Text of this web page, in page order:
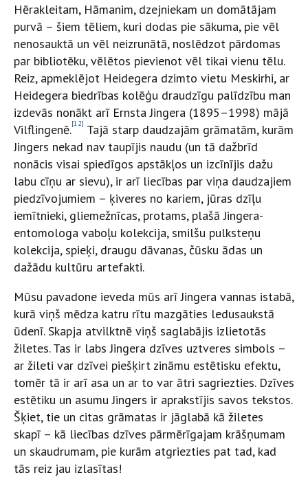
Hērakleitam, Hāmanim, dzejniekam un domātājam
purvā – šiem tēliem, kuri dodas pie sākuma, pie vēl
nenosauktā un vēl neizrunātā, noslēdzot pārdomas
par bibliotēku, vēlētos pievienot vēl tikai vienu tēlu.
Reiz, apmeklējot Heidegera dzimto vietu Meskirhi, ar
Heidegera biedrības kolēģu draudzīgu palīdzību man
izdevās nonākt arī Ernsta Jingera (1895–1998) mājā
Vilflingenē.[12] Tajā starp daudzajām grāmatām, kurām
Jingers nekad nav taupījis naudu (un tā dažbrīd
nonācis visai spiedīgos apstākļos un izcīnījis dažu
labu cīņu ar sievu), ir arī liecības par viņa daudzajiem
piedzīvojumiem – ķiveres no kariem, jūras dzīļu
iemītnieki, gliemežnīcas, protams, plašā Jingera-
entomologa vaboļu kolekcija, smilšu pulksteņu
kolekcija, spieķi, draugu dāvanas, čūsku ādas un
dažādu kultūru artefakti.
Mūsu pavadone ieveda mūs arī Jingera vannas istabā,
kurā viņš mēdza katru rītu mazgāties ledusaukstā
ūdenī. Skapja atvilktnē viņš saglabājis izlietotās
žiletes. Tas ir labs Jingera dzīves uztveres simbols –
ar žileti var dzīvei piešķirt zināmu estētisku efektu,
tomēr tā ir arī asa un ar to var ātri sagriezties. Dzīves
estētiku un asumu Jingers ir aprakstījis savos tekstos.
Šķiet, tie un citas grāmatas ir jāglabā kā žiletes
skapī – kā liecības dzīves pārmērīgajam krāšņumam
un skaudrumam, pie kurām atgriezties pat tad, kad
tās reiz jau izlasītas!